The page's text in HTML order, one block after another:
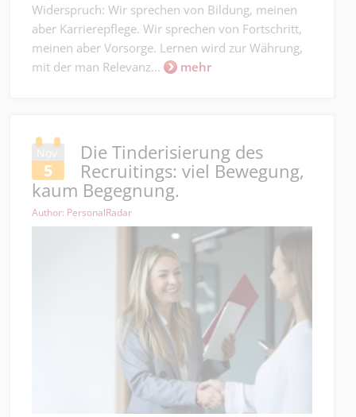
Widerspruch: Wir sprechen von Bildung, meinen
aber Karrierepflege. Wir sprechen von Fortschritt,
meinen aber Vorsorge. Lernen wird zur Währung,
mit der man Relevanz...
mehr
5
Die Tinderisierung des
Recruitings: viel Bewegung,
kaum Begegnung.
Author: PersonalRadar